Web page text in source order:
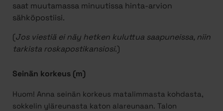
saat muutamassa minuutissa hinta-arvion
sähköpostiisi.
(Jos viestiä ei näy hetken kuluttua saapuneissa, niin
tarkista roskapostikansiosi.)
Seinän korkeus (m)
Huom! Anna seinän korkeus matalimmasta kohdasta,
sokkelin yläreunasta katon alareunaan. Talon